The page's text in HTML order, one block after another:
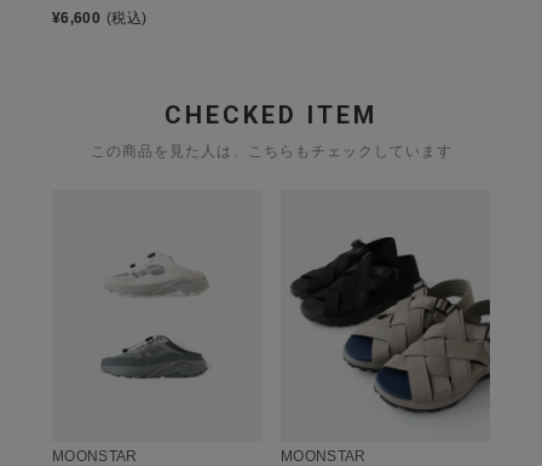
¥6,600 (税込)
CHECKED ITEM
この商品を見た人は、こちらもチェックしています
MOONSTAR MOONSTAR